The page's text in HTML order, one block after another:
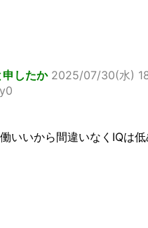
したか 2025/07/30(水)
いいから間違いなくIQは低